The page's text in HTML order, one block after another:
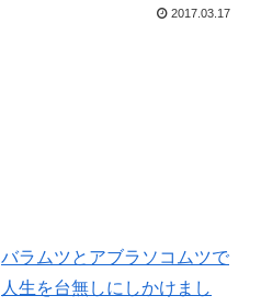
2017.03.17
バラムツとアブラソコムツで
人生を台無しにしかけまし